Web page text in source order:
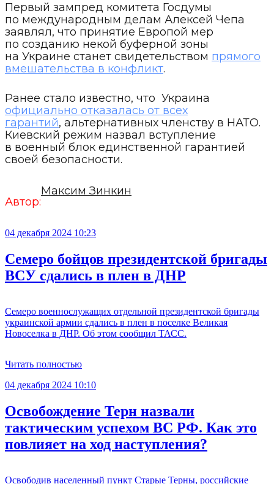
Первый зампред комитета Госдумы
по международным делам Алексей Чепа
заявлял, что принятие Европой мер
по созданию некой буферной зоны
на Украине станет свидетельством прямого
вмешательства в конфликт.
Ранее стало известно, что Украина
официально отказалась от всех
гарантий, альтернативных членству в НАТО.
Киевский режим назвал вступление
в военный блок единственной гарантией
своей безопасности.
Автор:
Максим Зинкин
04 декабря 2024 10:23
Семеро бойцов президентской бригады
ВСУ сдались в плен в ДНР
Семеро военнослужащих отдельной президентской бригады
украинской армии сдались в плен в поселке Великая
Новоселка в ДНР. Об этом сообщил ТАСС.
Читать полностью
04 декабря 2024 10:10
Освобождение Терн назвали
тактическим успехом ВС РФ. Как это
повлияет на ход наступления?
Освободив населенный пункт Старые Терны, российские